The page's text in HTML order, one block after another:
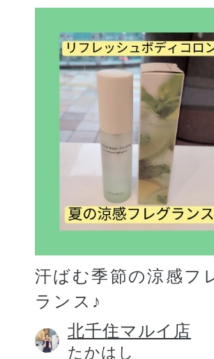
汗ばむ季節の涼感フ
ランス♪
北千住マルイ店
たかはし